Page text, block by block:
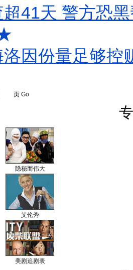
41天 警方恐
因份量足够控
页 Go
隐秘而伟大
艾伦秀
美剧追剧表